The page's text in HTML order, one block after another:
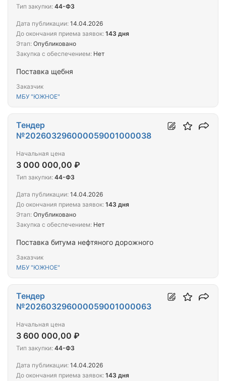
Поставка щебня
Заказчик
МБУ "ЮЖНОЕ"
Тип закупки: 44-ФЗ
Дата публикации: 14.04.2026
До окончания приема заявок: 143 дня
Этап: Опубликовано
Закупка с обеспечением: Нет
Поставка битума нефтяного дорожного
Заказчик
МБУ "ЮЖНОЕ"
Тендер
№202603296000059001000038
Начальная цена
3 000 000,00 ₽
Тип закупки: 44-ФЗ
Дата публикации: 14.04.2026
До окончания приема заявок: 143 дня
Этап: Опубликовано
Закупка с обеспечением: Нет
Тендер
№202603296000059001000063
Начальная цена
3 600 000,00 ₽
Тип закупки: 44-ФЗ
Дата публикации: 14.04.2026
До окончания приема заявок: 143 дня